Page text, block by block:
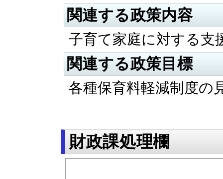
関連する政策内容
子育て家庭に対する支
関連する政策目標
各種保育料軽減制度の
財政課処理欄